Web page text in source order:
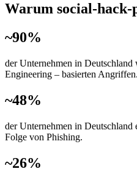
Warum social-hack-
~90%
der Unternehmen in
Engineering – basierten Angriffen.
~48%
der Unternehmen in
Folge von Phishing.
~26%